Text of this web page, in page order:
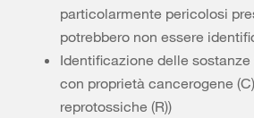
particolarmente pericolosi
potrebbero non essere
Identificazione delle sostanze
con proprietà cancerogene
reprotossiche (R))